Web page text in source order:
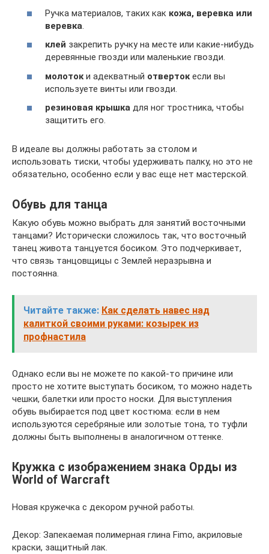
Ручка материалов, таких как кожа, веревка или
веревка
клей закрепить ручку на месте или какие-нибудь
деревянные гвозди или маленькие гвозди.
молоток и адекватный отверток если вы
используете винты или гвозди.
резиновая крышка для ног тростника, чтобы
защитить его.
В идеале вы должны работать за столом и
использовать тиски, чтобы удерживать палку, но это не
обязательно, особенно если у вас еще нет мастерской.
Обувь для танца
Какую обувь можно выбрать для занятий восточными
танцами? Исторически сложилось так, что восточный
танец живота танцуется босиком. Это подчеркивает,
что связь танцовщицы с Землей неразрывна и
постоянна.
Читайте также: Как сделать навес над
калиткой своими руками: козырек из
профнастила
Однако если вы не можете по какой-то причине или
просто не хотите выступать босиком, то можно надеть
чешки, балетки или просто носки. Для выступления
обувь выбирается под цвет костюма: если в нем
используются серебряные или золотые тона, то туфли
должны быть выполнены в аналогичном оттенке.
Кружка с изображением знака Орды из
World of Warcraft
Новая кружечка с декором ручной работы.
Декор: Запекаемая полимерная глина Fimo, акриловые
краски, защитный лак.